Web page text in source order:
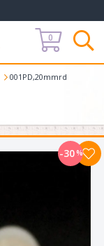
0
001PD,20mmrd
-30%